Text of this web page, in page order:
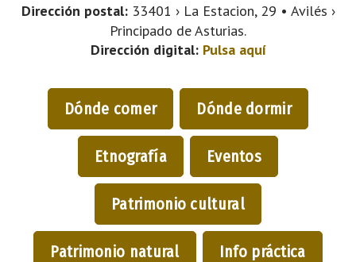
Dirección postal:33401 › La Estacion, 29 • Avilés ›
Principado de Asturias.
Dirección digital: Pulsa aquí
Dónde comer Dónde dormir
Etnografía Eventos
Patrimonio cultural
Patrimonio natural Info práctica